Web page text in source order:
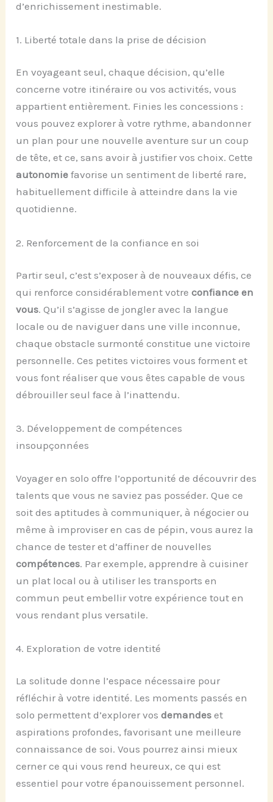
d’enrichissement inestimable.
1. Liberté totale dans la prise de décision
En voyageant seul, chaque décision, qu’elle
concerne votre itinéraire ou vos activités, vous
appartient entièrement. Finies les concessions :
vous pouvez explorer à votre rythme, abandonner
un plan pour une nouvelle aventure sur un coup
de tête, et ce, sans avoir à justifier vos choix. Cette
autonomie favorise un sentiment de liberté rare,
habituellement difficile à atteindre dans la vie
quotidienne.
2. Renforcement de la confiance en soi
Partir seul, c’est s’exposer à de nouveaux défis, ce
qui renforce considérablement votreconfiance en
vous. Qu’il s’agisse de jongler avec la langue
locale ou de naviguer dans une ville inconnue,
chaque obstacle surmonté constitue une victoire
personnelle. Ces petites victoires vous forment et
vous font réaliser que vous êtes capable de vous
débrouiller seul face à l’inattendu.
3. Développement de compétences
insoupçonnées
Voyager en solo offre l’opportunité de découvrir des
talents que vous ne saviez pas posséder. Que ce
soit des aptitudes à communiquer, à négocier ou
même à improviser en cas de pépin, vous aurez la
chance de tester et d’affiner de nouvelles
compétences. Par exemple, apprendre à cuisiner
un plat local ou à utiliser les transports en
commun peut embellir votre expérience tout en
vous rendant plus versatile.
4. Exploration de votre identité
La solitude donne l’espace nécessaire pour
réfléchir à votre identité. Les moments passés en
solo permettent d’explorer vosdemandes et
aspirations profondes, favorisant une meilleure
connaissance de soi. Vous pourrez ainsi mieux
cerner ce qui vous rend heureux, ce qui est
essentiel pour votre épanouissement personnel.